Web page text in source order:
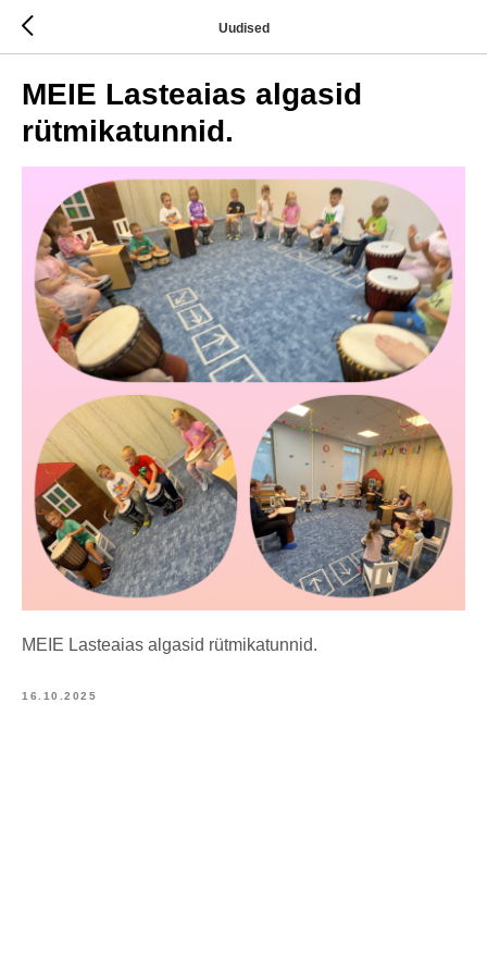
Uudised
MEIE Lasteaias algasid
rütmikatunnid.
MEIE Lasteaias algasid rütmikatunnid.
16.10.2025